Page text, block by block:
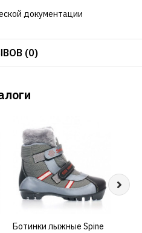
документации
(0)
КУПИТЬ
Ботинки лыжные Spine